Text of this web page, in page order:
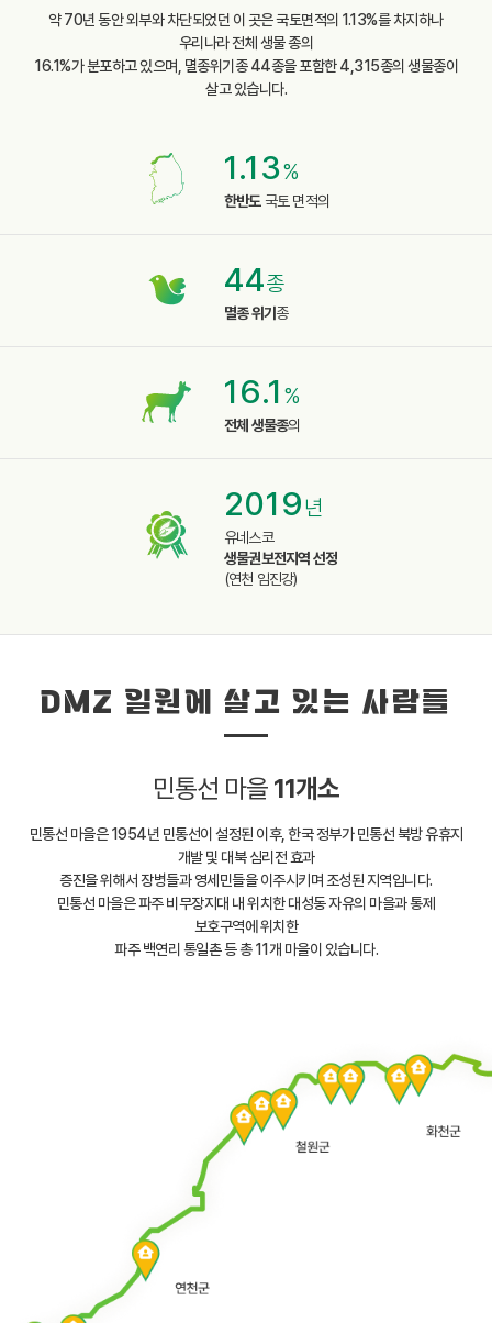
약 70년 동안 외부와 차단되었던 이 곳은 국토면적의 1.13%를 차지하나
우리나라 전체 생물 종의
16.1%가 분포하고 있으며, 멸종위기종 44종을 포함한 4,315종의 생물종이
살고 있습니다.
1.13%
한반도국토 면적의
44종
멸종 위기 종
16.1 %
전체 생물종의
2019년
유네스코
생물권보전지역 선정
(연천 임진강)
DMZ 일원에 살고 있는 사람들
민통선 마을 11개소
민통선 마을은 1954년 민통선이 설정된 이후, 한국 정부가 민통선 북방 유휴지
개발 및 대북 심리전 효과
증진을 위해서 장병들과 영세민들을 이주시키며 조성된 지역입니다.
민통선 마을은 파주 비무장지대 내 위치한 대성동 자유의 마을과 통제
보호구역에 위치한
파주 백연리 통일촌 등 총 11개 마을이 있습니다.